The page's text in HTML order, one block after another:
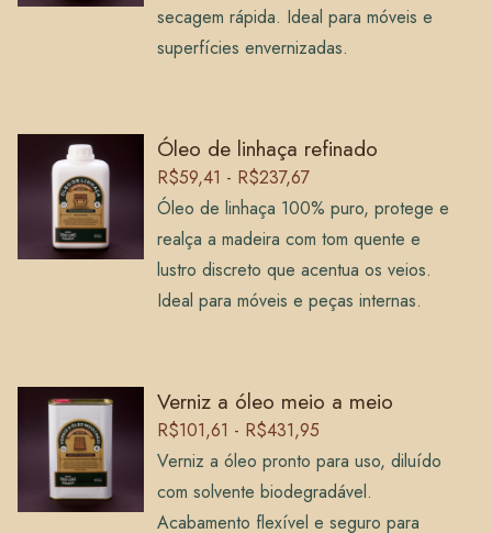
secagem rápida. Ideal para móveis e
superfícies envernizadas.
Óleo de linhaça refinado
R$59,41 - R$237,67
Óleo de linhaça 100% puro, protege e
realça a madeira com tom quente e
lustro discreto que acentua os veios.
Ideal para móveis e peças internas.
Verniz a óleo meio a meio
R$101,61 - R$431,95
Verniz a óleo pronto para uso, diluído
com solvente biodegradável.
Acabamento flexível e seguro para